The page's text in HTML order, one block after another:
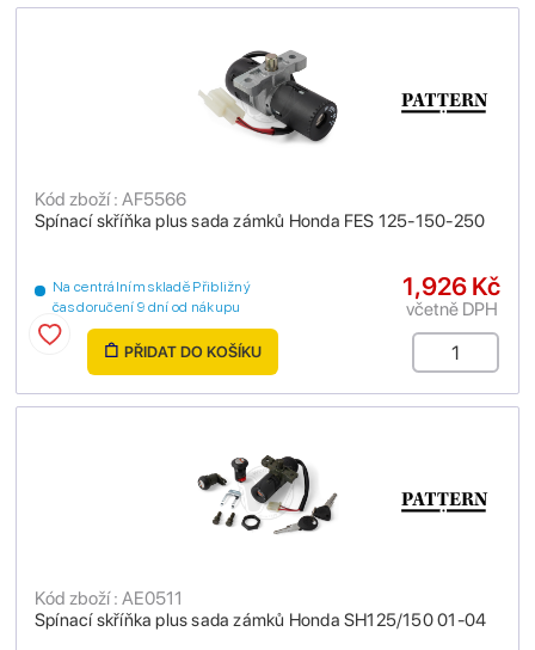
Spínací skříňka plus sada zámků Honda FES 125-150-250
Kód zboží : AF5566
Na centrálním skladě Přibližný
čas doručení 9 dní od nákupu
1,926 Kč
včetně DPH
PŘIDAT DO KOŠÍKU
Spínací skříňka plus sada zámků Honda SH125/150 01-04
Kód zboží : AE0511